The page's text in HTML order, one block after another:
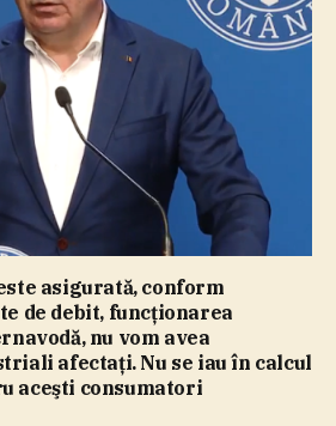
asigurată, conform
de debit, funcţionarea
nu vom avea
afectaţi. Nu se iau în calcul
aceşti consumatori